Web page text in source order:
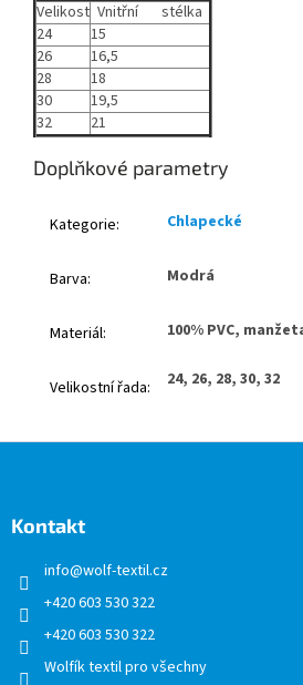
Velikost Vnitřní stélka
24
15
26
16,5
28
18
30
19,5
32
21
Doplňkové parametry
Kategorie: Chlapecké
Barva: Modrá
Materiál: 100% PVC,
Velikostní řada: 24, 26, 28, 30, 32
Kontakt
info@wolf-textil.cz
+420 603 530 322
+420 603 530 322
Wolfík textil pro všechny